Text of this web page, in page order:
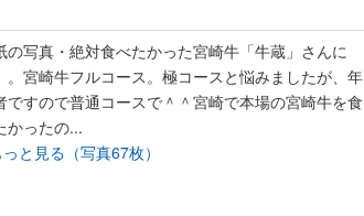
の写真・絶対食べたかった宮崎牛「牛蔵」さんに
。宮崎牛フルコース。極コースと悩みましたが、年
ですので普通コースで＾＾宮崎で本場の宮崎牛を食
かったの...
っと見る（写真67枚）